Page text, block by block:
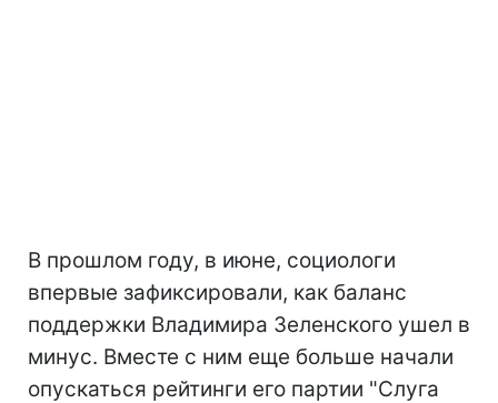
В прошлом году, в июне, социологи
впервые зафиксировали, как баланс
поддержки Владимира Зеленского ушел в
минус. Вместе с ним еще больше начали
опускаться рейтинги его партии "Слуга